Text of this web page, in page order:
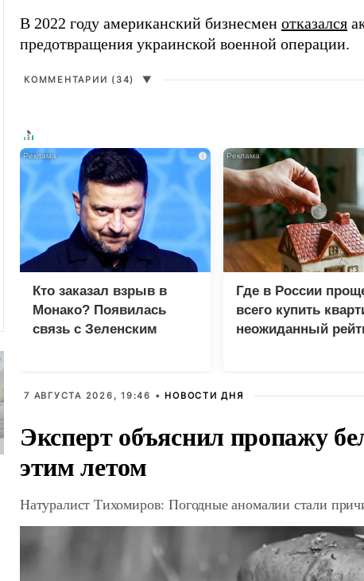
В 2022 году американский бизнесмен отказался
предотвращения украинской военной операции.
КОММЕНТАРИИ (34) ▼
i
Кто заказал взрыв в
Монако? Появилась
связь с Зеленским
Где в России
всего купить
неожиданный
7 АВГУСТА 2026, 19:46 • НОВОСТИ ДНЯ
Эксперт объяснил пропажу
этим летом
Натуралист Тихомиров: Погодные аномалии стали